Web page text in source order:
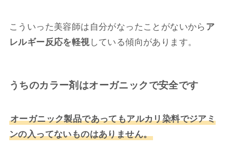
こういった美容師は自分がなったことがないから ア
レルギー反応を軽視 している傾向があります。
うちのカラー剤はオーガニックで安全です
オーガニック製品であってもアルカリ染料でジアミ
ンの入ってないものはありません。